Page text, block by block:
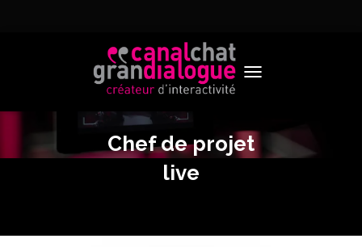
Chef de projet
live